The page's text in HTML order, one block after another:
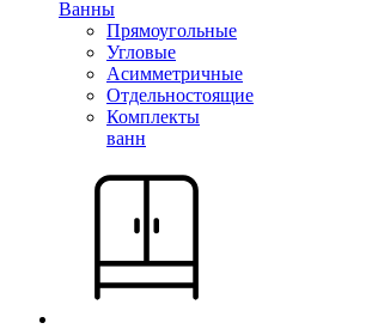
Ванны
Прямоугольные
Угловые
Асимметричные
Отдельностоящие
Комплекты
ванн